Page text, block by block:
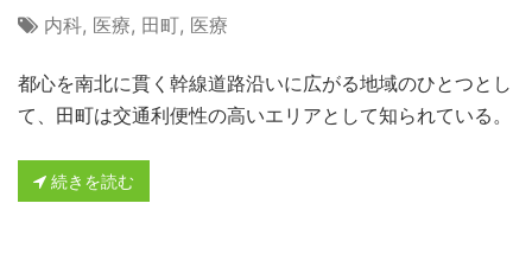
内科, 医療, 田町, 医療
都心を南北に貫く幹線道路沿いに広がる地域のひとつとし
て、田町は交通利便性の高いエリアとして知られている。
続きを読む